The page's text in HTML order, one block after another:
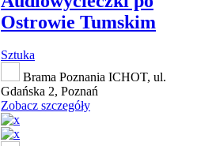
Ostrowie Tumskim
Sztuka
Brama Poznania ICHOT, ul.
Gdańska 2, Poznań
Zobacz szczegóły